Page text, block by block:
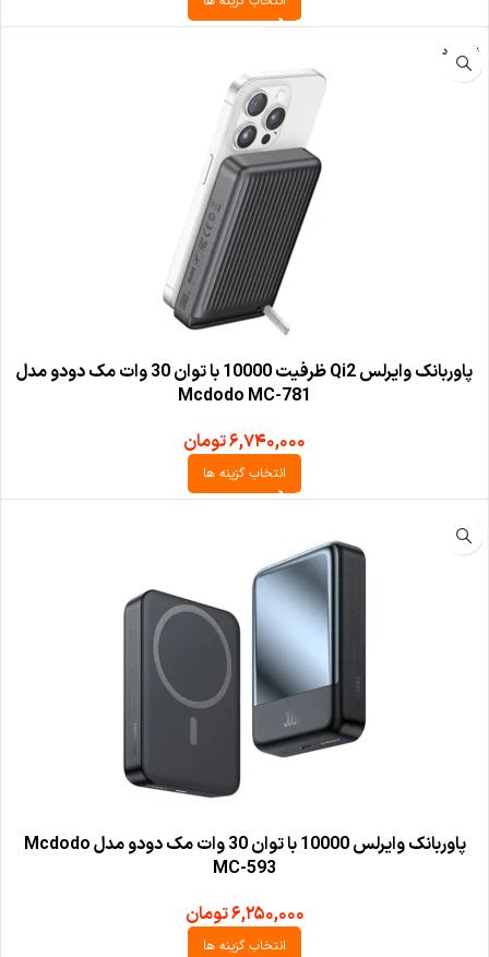
ناموجود
پاوربانک وایرلس Qi2 ظرفیت 10000 با توان 30 وات مک دودو مدل
Mcdodo MC-781
۶,۷۴۰,۰۰۰تومان
انتخاب گزینه ها
پاوربانک وایرلس 10000 با توان 30 وات مک دودو مدل Mcdodo
MC-593
۶,۲۵۰,۰۰۰تومان
انتخاب گزینه ها